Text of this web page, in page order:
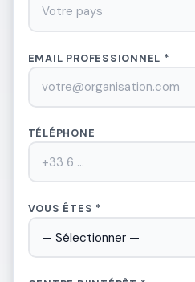
EMAIL PROFESSIONNEL *
TÉLÉPHONE
VOUS ÊTES *